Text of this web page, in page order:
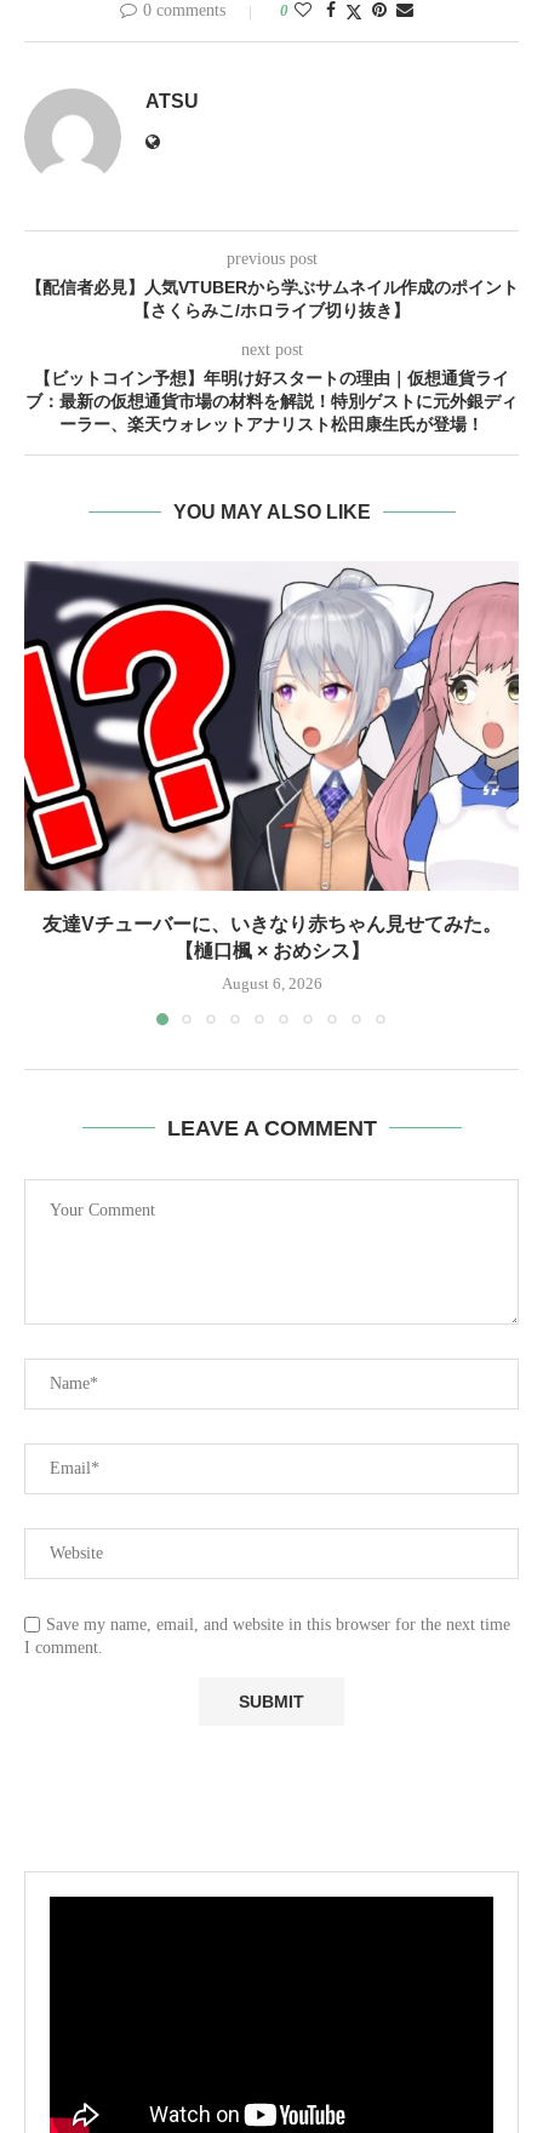
0 comments 0
ATSU
previous post
【配信者必見】人気VTUBERから学ぶサムネイル作成のポイント
【さくらみこ/ホロライブ切り抜き】
next post
【ビットコイン予想】年明け好スタートの理由｜仮想通貨ライ
ブ：最新の仮想通貨市場の材料を解説！特別ゲストに元外銀ディ
ーラー、楽天ウォレットアナリスト松田康生氏が登場！
YOU MAY ALSO LIKE
友達Vチューバーに、いきなり赤ちゃん見せてみた。
【樋口楓 × おめシス】
August 6, 2026
LEAVE A COMMENT
Save my name, email, and website in this browser for the next time
I comment.